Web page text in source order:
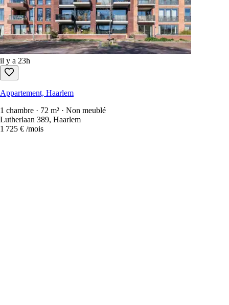
il y a 23h
Appartement, Haarlem
1 chambre · 72 m² · Non meublé
Lutherlaan 389, Haarlem
1 725 € /mois